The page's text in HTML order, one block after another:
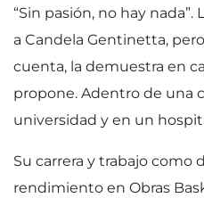
“Sin pasión, no hay
a Candela Gentinetta,
cuenta, la demuestra en
propone. Adentro de una
universidad y en un
Su carrera y trabajo como
rendimiento en Obras